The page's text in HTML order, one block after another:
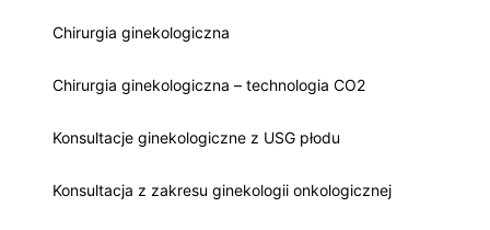
Chirurgia ginekologiczna
Chirurgia ginekologiczna – technologia CO2
Konsultacje ginekologiczne z USG płodu
Konsultacja z zakresu ginekologii onkologicznej